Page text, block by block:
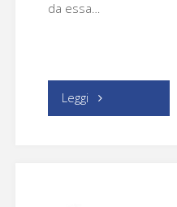
da essa…
Leggi "Anafi"